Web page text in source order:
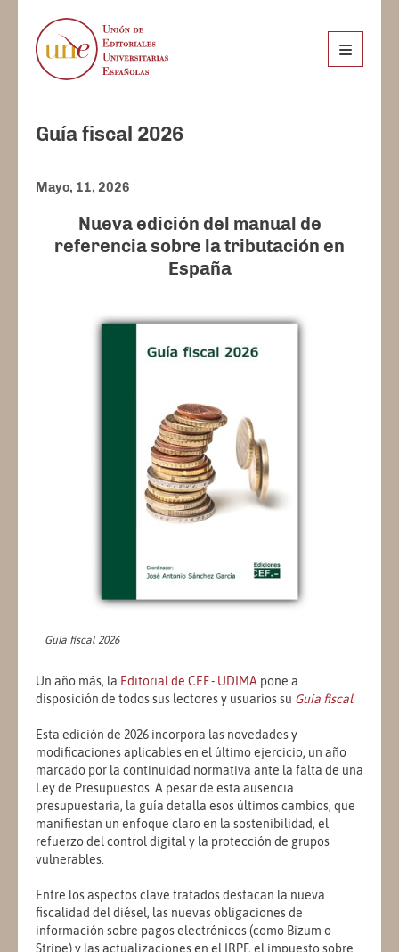
Guía fiscal 2026
Mayo, 11, 2026
Nueva edición del manual de
referencia sobre la tributación en
España
Guía fiscal 2026
Un año más, la Editorial de CEF.- UDIMA pone a
disposición de todos sus lectores y usuarios su Guía fiscal.
Esta edición de 2026 incorpora las novedades y
modificaciones aplicables en el último ejercicio, un año
marcado por la continuidad normativa ante la falta de una
Ley de Presupuestos. A pesar de esta ausencia
presupuestaria, la guía detalla esos últimos cambios, que
manifiestan un enfoque claro en la sostenibilidad, el
refuerzo del control digital y la protección de grupos
vulnerables.
Entre los aspectos clave tratados destacan la nueva
fiscalidad del diésel, las nuevas obligaciones de
información sobre pagos electrónicos (como Bizum o
Stripe) y las actualizaciones en el IRPF, el impuesto sobre